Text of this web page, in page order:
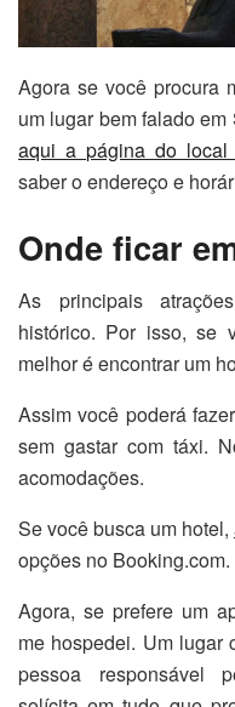
Agora se você procura
um lugar bem falado em
aqui a página do local
saber o endereço e
Onde ficar
As principais
histórico. Por isso, se
melhor é encontrar um
Assim você poderá
sem gastar com táxi.
acomodações.
Se você busca um hotel,
opções no Booking.com.
Agora, se prefere um
me hospedei. Um lugar
pessoa responsável